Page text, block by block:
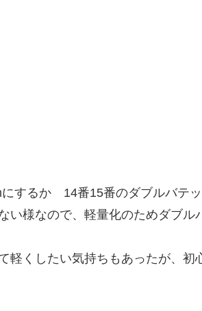
するか 14番15番のダブルバテ
様なので、軽量化のためダブル
軽くしたい気持ちもあったが、初